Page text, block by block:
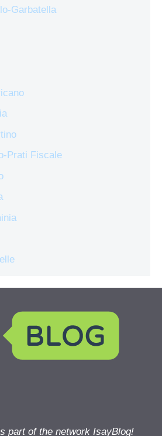
Garbatella
Prati Fiscale
part of the network IsayBlog!